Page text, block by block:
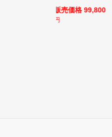
販売価格 99,800
円